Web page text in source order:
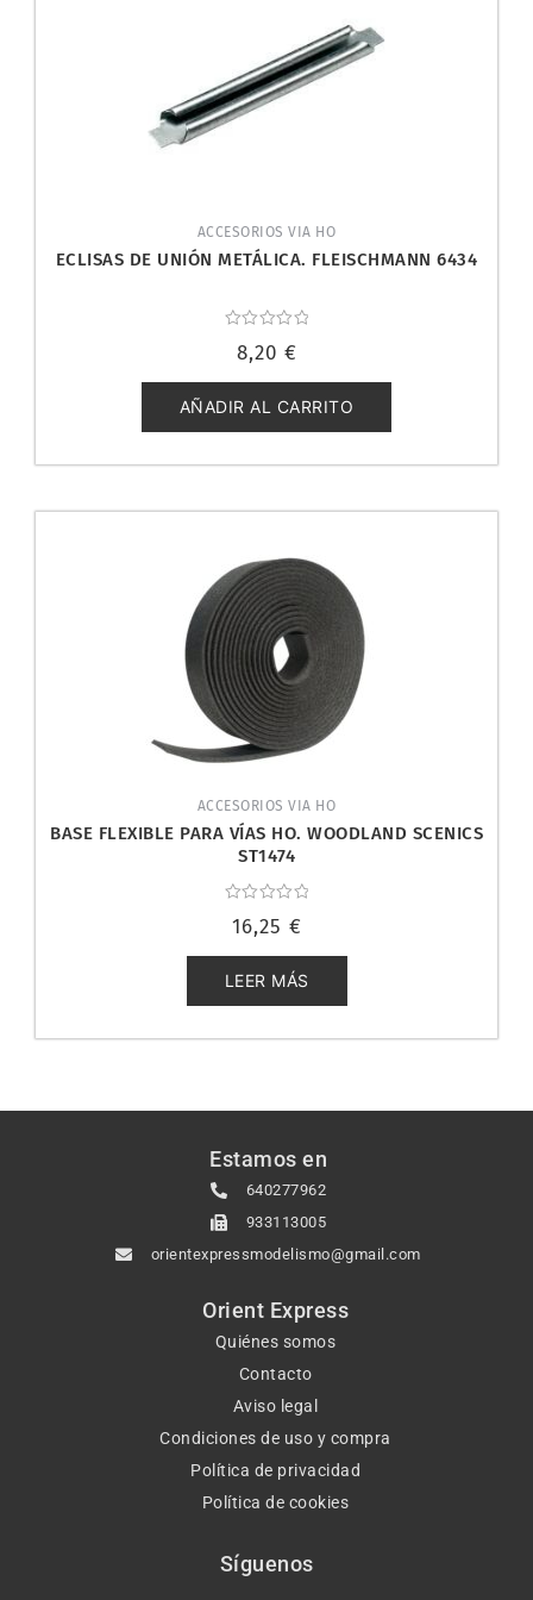
ACCESORIOS VIA HO
ECLISAS DE UNIÓN METÁLICA. FLEISCHMANN 6434
con
de
5
8,20 €
AÑADIR AL CARRITO
ACCESORIOS VIA HO
BASE FLEXIBLE PARA VÍAS HO. WOODLAND SCENICS
ST1474
con
de
5
16,25 €
LEER MÁS
Estamos en
640277962
933113005
orientexpressmodelismo@gmail.com
Orient Express
Quiénes somos
Contacto
Aviso legal
Condiciones de uso y compra
Política de privacidad
Política de cookies
Síguenos